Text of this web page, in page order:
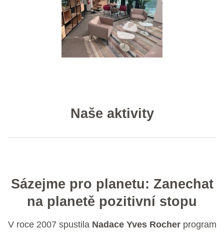
Naše aktivity
Sázejme pro planetu: Zanechat
na planetě pozitivní stopu
V roce 2007 spustila Nadace Yves Rocherprogram